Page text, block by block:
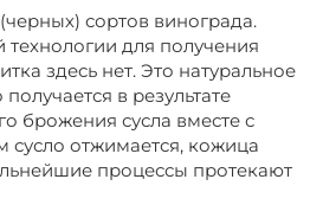
сортов винограда.
для получения
здесь нет. Это натуральное
в результате
брожения сусла вместе с
сусло отжимается, кожица
процессы протекают